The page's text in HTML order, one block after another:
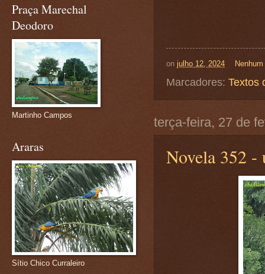
on julho 12, 2024
Marcadores: Textos
terça-feira, 27 de
Novela 352 -
Praça Marechal
Deodoro
Martinho Campos
Araras
Sítio Chico Curraleiro